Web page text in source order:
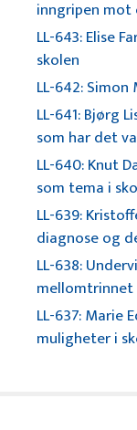
inngripen mot
LL-643: Elise
skolen
LL-642: Simon
LL-641: Bjørg
som har det
LL-640: Knut
som tema i
LL-639:
diagnose og
LL-638:
mellomtrinnet
LL-637: Marie
muligheter i